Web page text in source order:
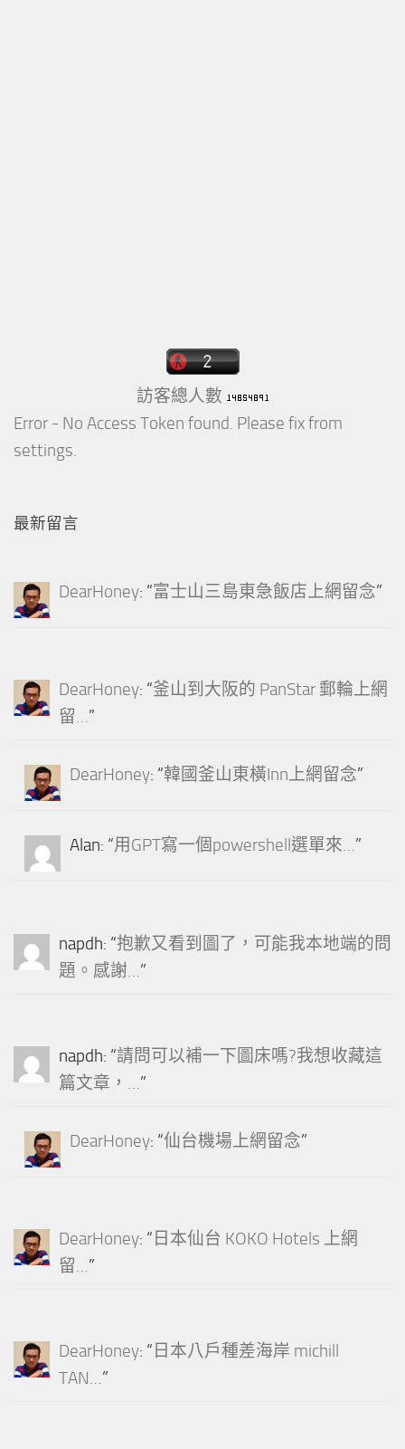
訪客總人數
Error - No Access Token found. Please fix from
settings.
最新留言
DearHoney: “富士山三島東急飯店上網留念”
DearHoney: “釜山到大阪的 PanStar 郵輪上網
留…”
DearHoney: “韓國釜山東橫Inn上網留念”
Alan: “用GPT寫一個powershell選單來…”
napdh: “抱歉又看到圖了，可能我本地端的問
題。感謝…”
napdh: “請問可以補一下圖床嗎?我想收藏這
篇文章，…”
DearHoney: “仙台機場上網留念”
DearHoney: “ 日本仙台 KOKO Hotels 上網
留…”
DearHoney: “ 日本八戶種差海岸 michill
TAN…”